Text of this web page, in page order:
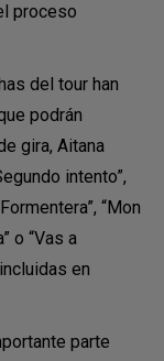
proceso
del tour han
podrán
gira, Aitana
intento”,
“Mon
o “Vas a
en
parte